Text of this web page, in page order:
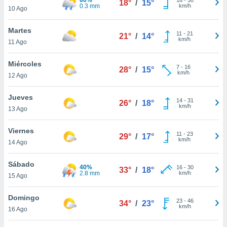
más
nuestra
y
de
disponible
cookies
aceptar
10 Ago
0.3 mm
18° / 15°
km/h
Martes
11 Ago
21° / 14° 11 - 21
km/h
Miércoles
12 Ago
28° / 15° 7- 16
km/h
Jueves
13 Ago
26° / 18° 14- 31
km/h
Viernes
14 Ago
29° / 17° 11 - 23
km/h
Sábado
15 Ago
40%
2.8 mm
33° / 18° 16- 30
km/h
Domingo
16 Ago
34° / 23° 23- 46
km/h